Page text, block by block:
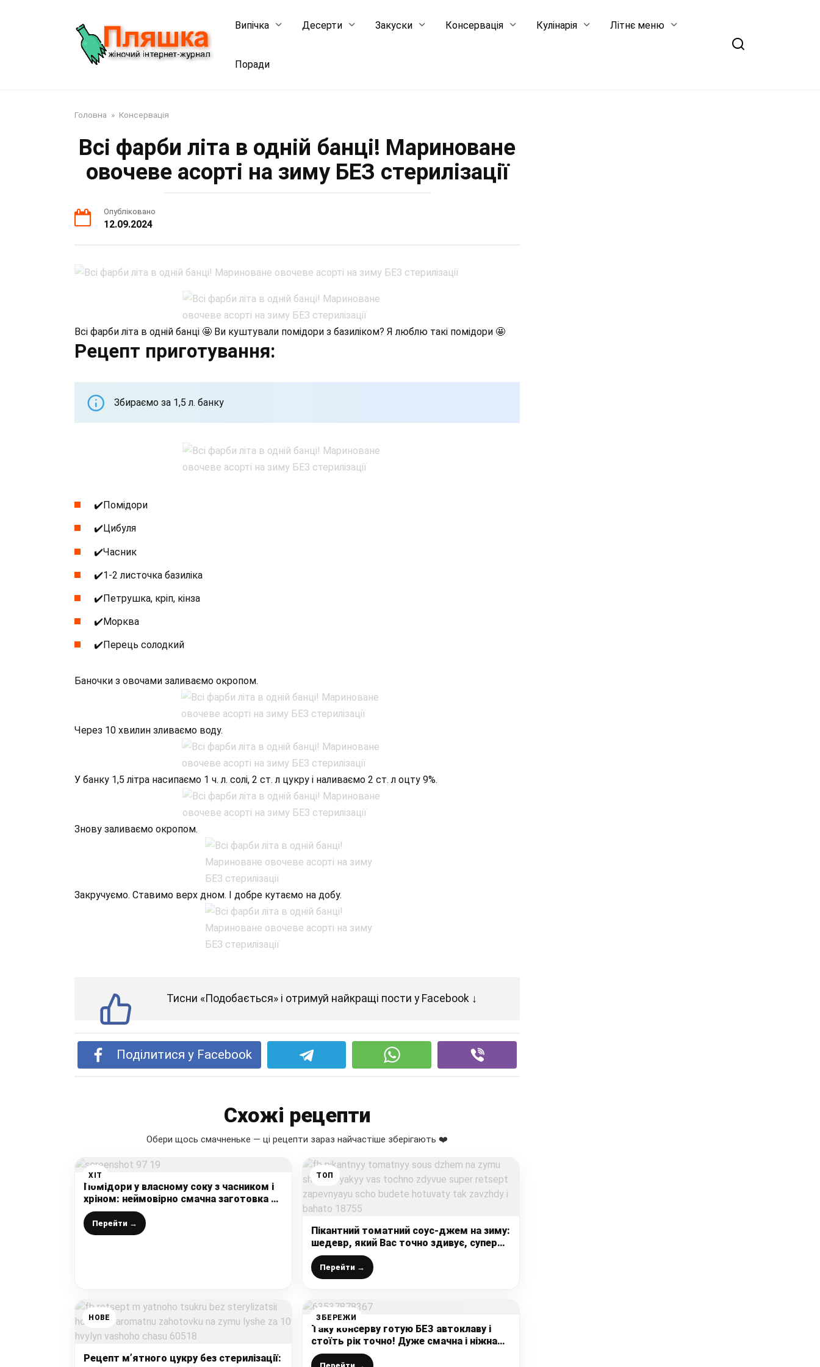
Випічка Десерти Закуски Консервація Кулінарія Літнє меню
Поради
Головна » Консервація
Всі фарби літа в одній банці! Мариноване
овочеве асорті на зиму БЕЗ стерилізації
Опубліковано
12.09.2024
Всі фарби літа в одній банці 🤩 Ви куштували помідори з базиліком? Я люблю такі помідори 🤩
Рецепт приготування:
Збираємо за 1,5 л. банку
✔️Помідори
✔️Цибуля
✔️Часник
✔️1-2 листочка базиліка
✔️Петрушка, кріп, кінза
✔️Морква
✔️Перець солодкий
Баночки з овочами заливаємо окропом.
Через 10 хвилин зливаємо воду.
У банку 1,5 літра насипаємо 1 ч. л. солі, 2 ст. л цукру і наливаємо 2 ст. л оцту 9%.
Знову заливаємо окропом.
Закручуємо. Ставимо верх дном. І добре кутаємо на добу.
Тисни «Подобається» і отримуй найкращі пости у Facebook ↓
Поділитися у Facebook
Схожі рецепти
Обери щось смачненьке — ці рецепти зараз найчастіше зберігають ❤️
ХІТ
Помідори у власному соку з часником і
хріном: неймовірно смачна заготовка на
зиму, для мене це ідеальний рецепт
Перейти →
ТОП
Пікантний томатний соус-джем на зиму:
шедевр, який Вас точно здивує, супер
рецепт, запевняю, що будете готувати
так завжди і багато
Перейти →
НОВЕ
Рецепт м’ятного цукру без стерилізації:
ЗБЕРЕЖИ
Таку консерву готую БЕЗ автоклаву і
стоїть рік точно! Дуже смачна і ніжна
«Скумбрія в олії» – за цим рецептом